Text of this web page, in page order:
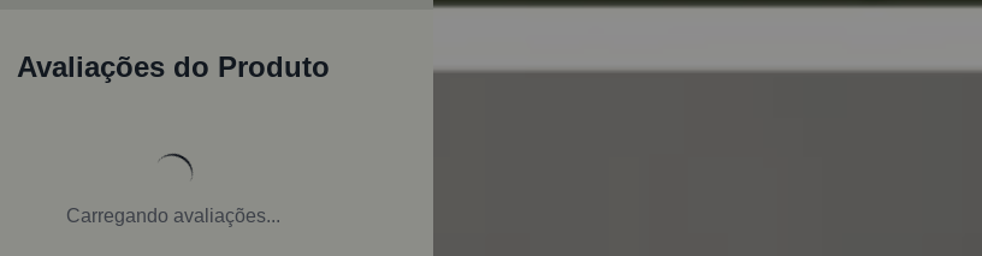
Avaliações do Produto
Carregando avaliações...